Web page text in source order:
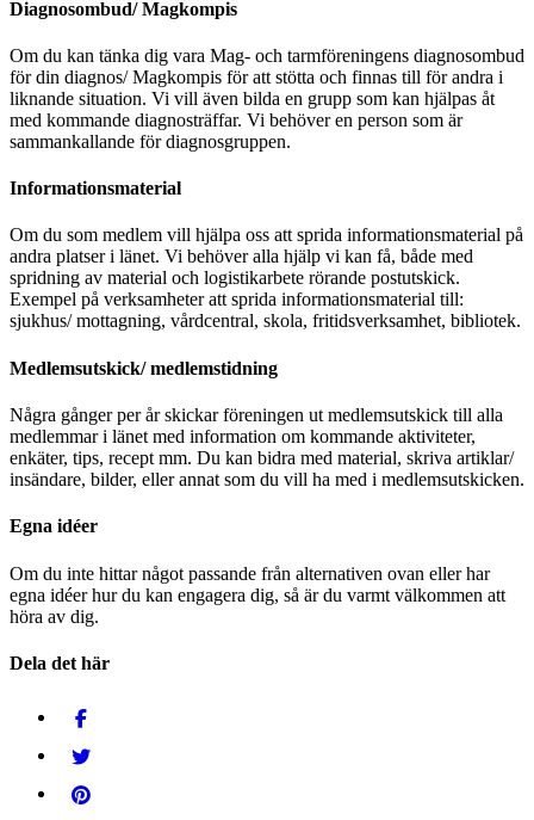
Diagnosombud/ Magkompis
Om du kan tänka dig vara Mag- och tarmföreningens diagnosombud
för din diagnos/ Magkompis för att stötta och finnas till för andra i
liknande situation. Vi vill även bilda en grupp som kan hjälpas åt
med kommande diagnosträffar. Vi behöver en person som är
sammankallande för diagnosgruppen.
Informationsmaterial
Om du som medlem vill hjälpa oss att sprida informationsmaterial på
andra platser i länet. Vi behöver alla hjälp vi kan få, både med
spridning av material och logistikarbete rörande postutskick.
Exempel på verksamheter att sprida informationsmaterial till:
sjukhus/ mottagning, vårdcentral, skola, fritidsverksamhet, bibliotek.
Medlemsutskick/ medlemstidning
Några gånger per år skickar föreningen ut medlemsutskick till alla
medlemmar i länet med information om kommande aktiviteter,
enkäter, tips, recept mm. Du kan bidra med material, skriva artiklar/
insändare, bilder, eller annat som du vill ha med i medlemsutskicken.
Egna idéer
Om du inte hittar något passande från alternativen ovan eller har
egna idéer hur du kan engagera dig, så är du varmt välkommen att
höra av dig.
Dela det här